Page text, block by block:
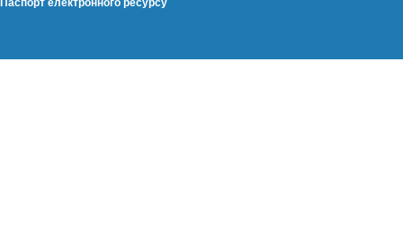
Паспорт електронного ресурсу